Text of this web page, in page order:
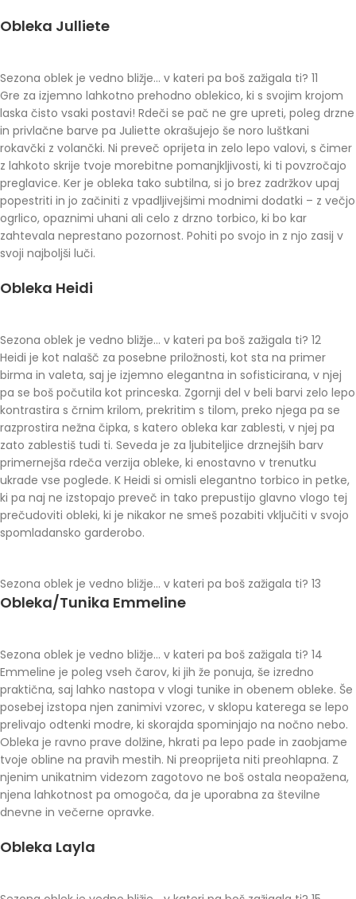
Obleka Julliete
Sezona oblek je vedno bližje… v kateri pa boš zažigala ti? 11
Gre za izjemno lahkotno prehodno oblekico, ki s svojim krojom
laska čisto vsaki postavi! Rdeči se pač ne gre upreti, poleg drzne
in privlačne barve pa Juliette okrašujejo še noro luštkani
rokavčki z volančki. Ni preveč oprijeta in zelo lepo valovi, s čimer
z lahkoto skrije tvoje morebitne pomanjkljivosti, ki ti povzročajo
preglavice. Ker je obleka tako subtilna, si jo brez zadržkov upaj
popestriti in jo začiniti z vpadljivejšimi modnimi dodatki – z večjo
ogrlico, opaznimi uhani ali celo z drzno torbico, ki bo kar
zahtevala neprestano pozornost. Pohiti po svojo in z njo zasij v
svoji najboljši luči.
Obleka Heidi
Sezona oblek je vedno bližje… v kateri pa boš zažigala ti? 12
Heidi je kot nalašč za posebne priložnosti, kot sta na primer
birma in valeta, saj je izjemno elegantna in sofisticirana, v njej
pa se boš počutila kot princeska. Zgornji del v beli barvi zelo lepo
kontrastira s črnim krilom, prekritim s tilom, preko njega pa se
razprostira nežna čipka, s katero obleka kar zablesti, v njej pa
zato zablestiš tudi ti. Seveda je za ljubiteljice drznejših barv
primernejša rdeča verzija obleke, ki enostavno v trenutku
ukrade vse poglede. K Heidi si omisli elegantno torbico in petke,
ki pa naj ne izstopajo preveč in tako prepustijo glavno vlogo tej
prečudoviti obleki, ki je nikakor ne smeš pozabiti vključiti v svojo
spomladansko garderobo.
Sezona oblek je vedno bližje… v kateri pa boš zažigala ti? 13
Obleka/Tunika Emmeline
Sezona oblek je vedno bližje… v kateri pa boš zažigala ti? 14
Emmeline je poleg vseh čarov, ki jih že ponuja, še izredno
praktična, saj lahko nastopa v vlogi tunike in obenem obleke. Še
posebej izstopa njen zanimivi vzorec, v sklopu katerega se lepo
prelivajo odtenki modre, ki skorajda spominjajo na nočno nebo.
Obleka je ravno prave dolžine, hkrati pa lepo pade in zaobjame
tvoje obline na pravih mestih. Ni preoprijeta niti preohlapna. Z
njenim unikatnim videzom zagotovo ne boš ostala neopažena,
njena lahkotnost pa omogoča, da je uporabna za številne
dnevne in večerne opravke.
Obleka Layla